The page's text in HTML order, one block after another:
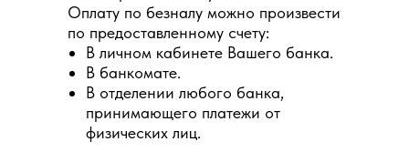
Оплату по безналу можно произвести
по предоставленному счету:
В личном кабинете Вашего банка.
В банкомате.
В отделении любого банка,
принимающего платежи от
физических лиц.